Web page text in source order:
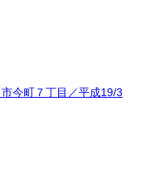
今町７丁目／平成19/3